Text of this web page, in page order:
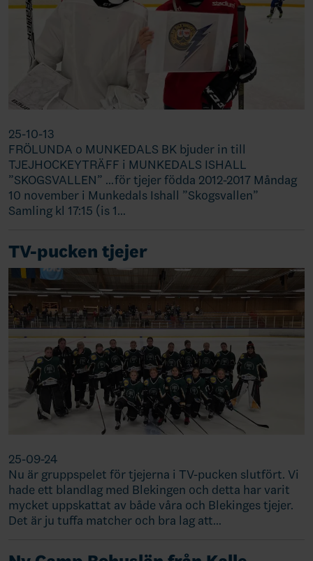
25-10-13
FRÖLUNDA o MUNKEDALS BK bjuder in till
TJEJHOCKEYTRÄFF i MUNKEDALS ISHALL
”SKOGSVALLEN” …för tjejer födda 2012-2017 Måndag
10 november i Munkedals Ishall ”Skogsvallen”
Samling kl 17:15 (is 1…
TV-pucken tjejer
25-09-24
Nu är gruppspelet för tjejerna i TV-pucken slutfört. Vi
hade ett blandlag med Blekingen och detta har varit
mycket uppskattat av både våra och Blekinges tjejer.
Det är ju tuffa matcher och bra lag att…